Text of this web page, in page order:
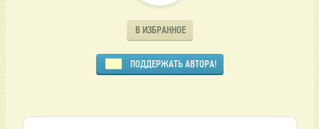
В ИЗБРАННОЕ
ПОДДЕРЖАТЬ АВТОРА!